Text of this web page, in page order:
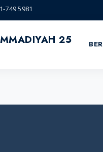
749 5981
25